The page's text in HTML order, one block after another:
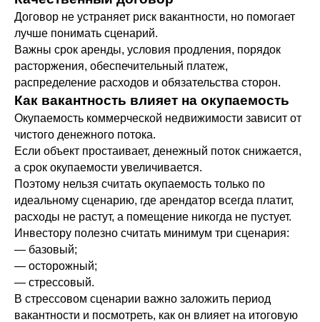
Договор не устраняет риск вакантности, но помогает
лучше понимать сценарий.
Важны срок аренды, условия продления, порядок
расторжения, обеспечительный платеж,
распределение расходов и обязательства сторон.
Как вакантность влияет на окупаемость
Окупаемость коммерческой недвижимости зависит от
чистого денежного потока.
Если объект простаивает, денежный поток снижается,
а срок окупаемости увеличивается.
Поэтому нельзя считать окупаемость только по
идеальному сценарию, где арендатор всегда платит,
расходы не растут, а помещение никогда не пустует.
Инвестору полезно считать минимум три сценария:
— базовый;
— осторожный;
— стрессовый.
В стрессовом сценарии важно заложить период
вакантности и посмотреть, как он влияет на итоговую